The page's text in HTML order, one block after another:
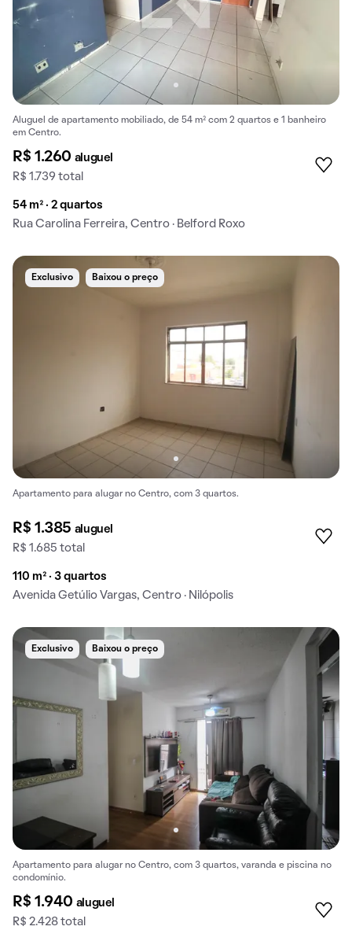
Aluguel de apartamento mobiliado, de 54 m² com 2 quartos e 1 banheiro
em Centro.
R$ 1.260 aluguel
R$ 1.739 total
54 m² · 2 quartos
Rua Carolina Ferreira, Centro · Belford Roxo
Exclusivo Baixou o preço
Apartamento para alugar no Centro, com 3 quartos.
R$ 1.385 aluguel
R$ 1.685 total
110 m² · 3 quartos
Avenida Getúlio Vargas, Centro · Nilópolis
Exclusivo Baixou o preço
Apartamento para alugar no Centro, com 3 quartos, varanda e piscina no
condomínio.
R$ 1.940 aluguel
R$ 2.428 total